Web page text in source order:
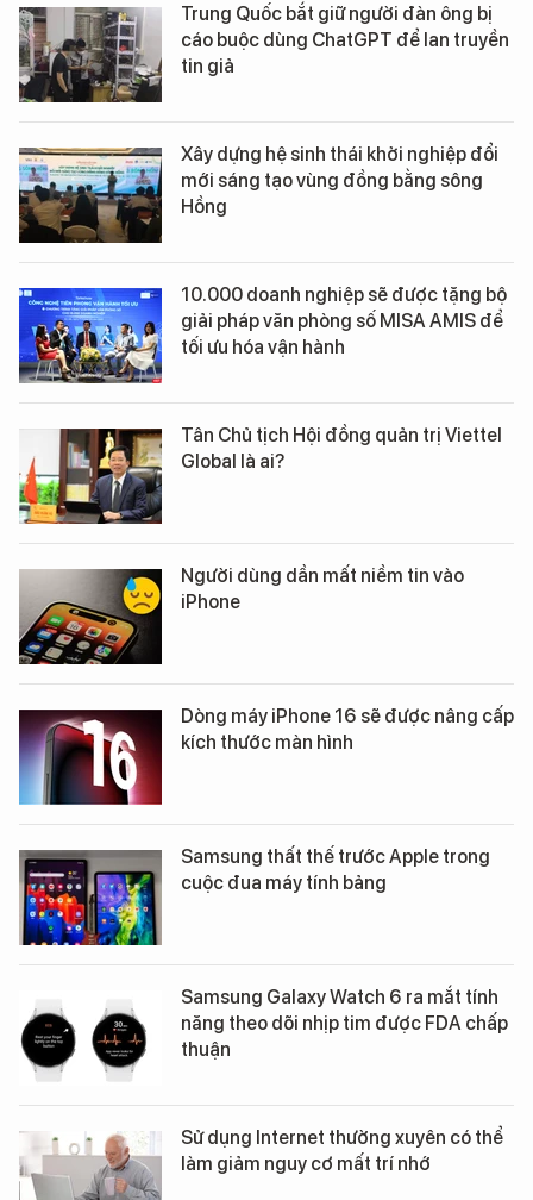
Trung Quốc bắt giữ người đàn ông bị
cáo buộc dùng ChatGPT để lan truyền
tin giả
Xây dựng hệ sinh thái khởi nghiệp đổi
mới sáng tạo vùng đồng bằng sông
Hồng
10.000 doanh nghiệp sẽ được tặng bộ
giải pháp văn phòng số MISA AMIS để
tối ưu hóa vận hành
Tân Chủ tịch Hội đồng quản trị Viettel
Global là ai?
Người dùng dần mất niềm tin vào
iPhone
Dòng máy iPhone 16 sẽ được nâng cấp
kích thước màn hình
Samsung thất thế trước Apple trong
cuộc đua máy tính bảng
Samsung Galaxy Watch 6 ra mắt tính
năng theo dõi nhịp tim được FDA chấp
thuận
Sử dụng Internet thường xuyên có thể
làm giảm nguy cơ mất trí nhớ